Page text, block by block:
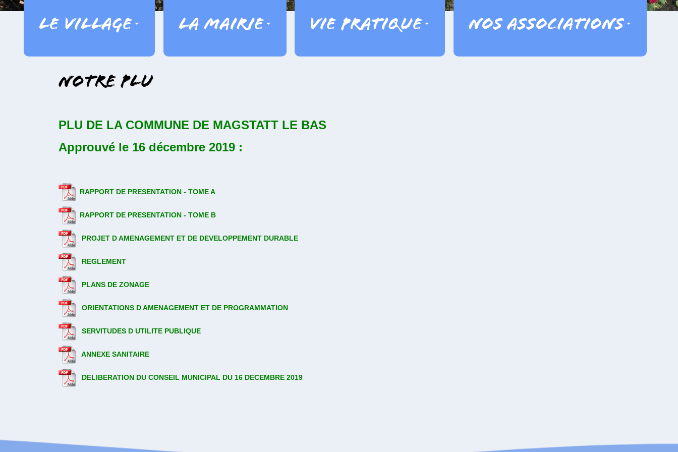
Le village La mairie Vie pratique Nos associations
Notre PLU
PLU DE LA COMMUNE DE MAGSTATT LE BAS
Approuvé le 16 décembre 2019 :
RAPPORT DE PRESENTATION - TOME A
RAPPORT DE PRESENTATION - TOME B
PROJET D AMENAGEMENT ET DE DEVELOPPEMENT DURABLE
REGLEMENT
PLANS DE ZONAGE
ORIENTATIONS D AMENAGEMENT ET DE PROGRAMMATION
SERVITUDES D UTILITE PUBLIQUE
ANNEXE SANITAIRE
DELIBERATION DU CONSEIL MUNICIPAL DU 16 DECEMBRE 2019